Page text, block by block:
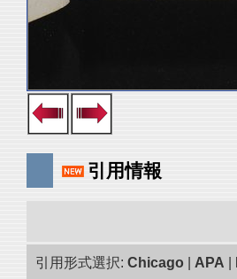
引用情報
引用形式選択: Chicago APA